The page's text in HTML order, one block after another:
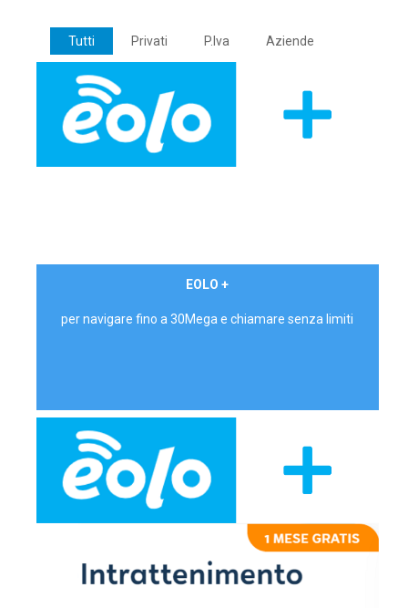
Tutti Privati P.Iva Aziende
EOLO +
per navigare fino a 30Mega e chiamare senza limiti